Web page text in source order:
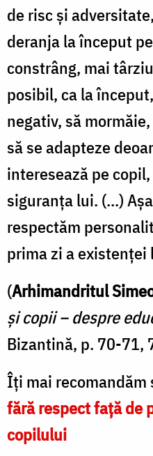
de risc și
deranja la început
constrâng, mai
posibil, ca la
negativ, să
să se adapteze
interesează pe
siguranța lui. (...)
respectăm
prima zi a existenței
(Arhimandritul
și copii – despre
Bizantină, p. 70-71,
Îți mai recomandăm
fără respect față de
copilului